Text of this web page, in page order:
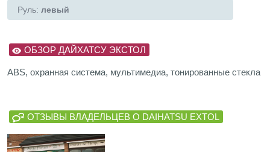
Руль: левый
ОБЗОР ДАЙХАТСУ ЭКСТОЛ
ABS, охранная система, мультимедиа, тонированные стекла
ОТЗЫВЫ ВЛАДЕЛЬЦЕВ О DAIHATSU EXTOL